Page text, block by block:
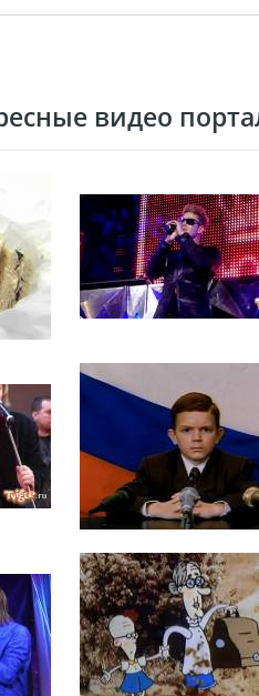
видео